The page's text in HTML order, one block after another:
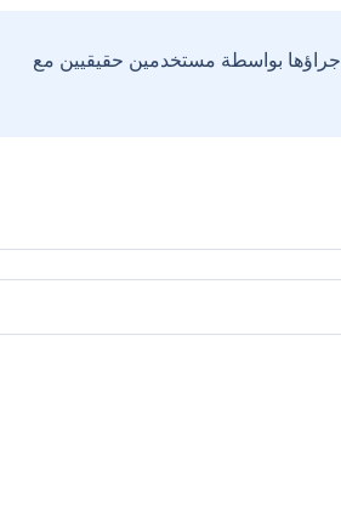
بواسطة مستخدمين حقيقيين مع